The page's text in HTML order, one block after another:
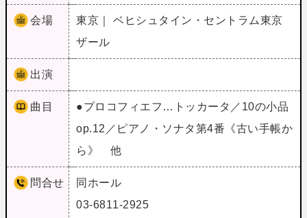
会場
東京｜ ベヒシュタイン・セントラム東京
ザール
出演
曲目
●プロコフィエフ…トッカータ／10の小品
op.12／ピアノ・ソナタ第4番《古い手帳か
ら》 他
問合せ
同ホール
03-6811-2925